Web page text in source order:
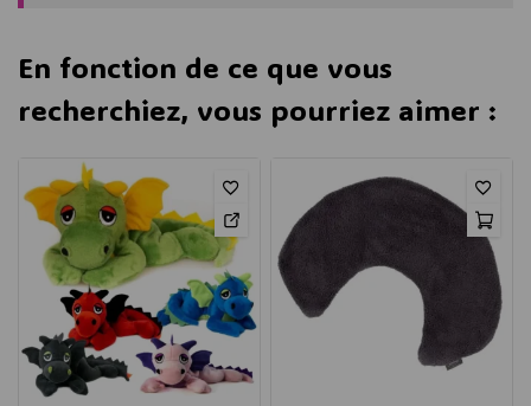
En fonction de ce que vous
recherchiez, vous pourriez aimer :